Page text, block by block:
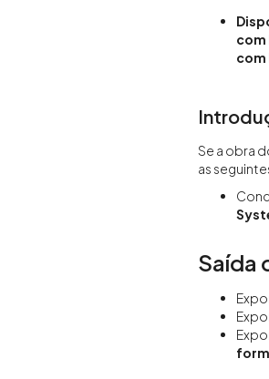
com
com
Se a obra
as
Saída